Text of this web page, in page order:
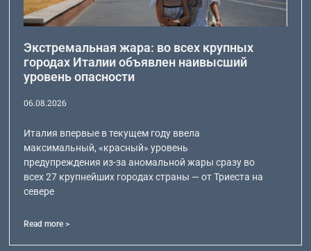
Экстремальная жара: во всех крупных
городах Италии объявлен наивысший
уровень опасности
06.08.2026
Италия впервые в текущем году ввела
максимальный, «красный» уровень
предупреждения из-за аномальной жары сразу во
всех 27 крупнейших городах страны — от Триеста на
севере
Read more >